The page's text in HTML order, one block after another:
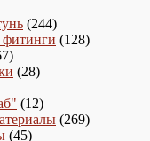
244244
товара
фитинги 128128
67
товаров
2828
1212
товаров
269269
4545